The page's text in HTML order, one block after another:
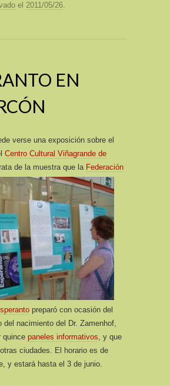
el 2011/05/26.
EN
verse una exposición sobre el
Centro Cultural Viñagrande de
de la muestra que la Federación
preparó con ocasión del
del nacimiento del Dr. Zamenhof,
quince paneles informativos, y que
ciudades. El horario es de
y estará hasta el 3 de junio.